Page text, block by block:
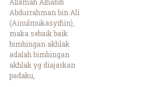
Abdurrahman bin Ali
(Ainulmukasyifiin),
maka sebaik baik
bimbingan akhlak
adalah bimbingan
akhlak yg diajarkan
padaku,